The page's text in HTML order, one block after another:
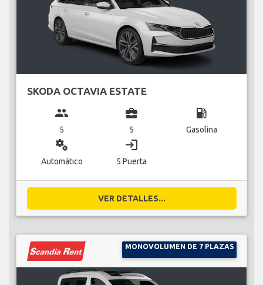
SKODA OCTAVIA ESTATE
group
5
business_center
5
local_gas_station
Gasolina
miscellaneous_services
Automático
login
5 Puerta
VER DETALLES...
MONOVOLUMEN DE 7 PLAZAS